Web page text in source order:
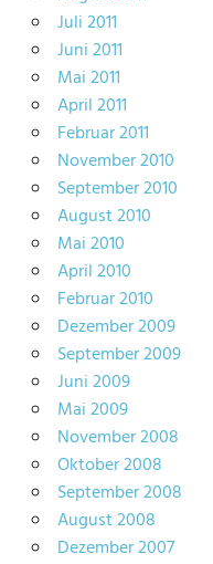
Juli 2011
Juni 2011
Mai 2011
April 2011
Februar 2011
November 2010
September 2010
August 2010
Mai 2010
April 2010
Februar 2010
Dezember 2009
September 2009
Juni 2009
Mai 2009
November 2008
Oktober 2008
September 2008
August 2008
Dezember 2007